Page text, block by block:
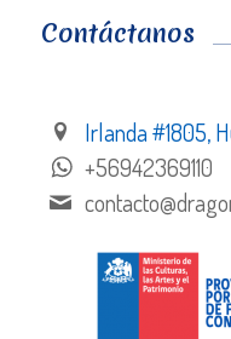
Contáctanos
Irlanda #1805,
+56942369110